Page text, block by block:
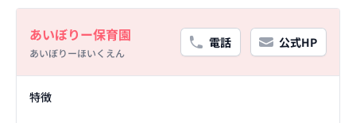
あいぼりー保育園
あいぼりーほいくえん
電話 公式HP
特徴